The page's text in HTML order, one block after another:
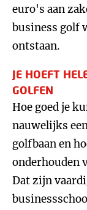
euro's aan
business golf
ontstaan.
JE HOEFT
GOLFEN
Hoe goed je
nauwelijks
golfbaan en
onderhouden
Dat zijn